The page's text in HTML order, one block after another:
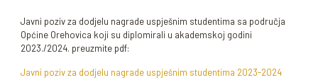
Javni poziv za dodjelu nagrade uspješnim studentima sa područja
Općine Orehovica koji su diplomirali u akademskoj godini
2023./2024. preuzmite pdf:
Javni poziv za dodjelu nagrade uspješnim studentima 2023-2024